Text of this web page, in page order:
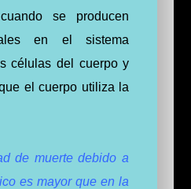
se producen
en el sistema
células del cuerpo y
el cuerpo utiliza la
de muerte debido a
es mayor que en la